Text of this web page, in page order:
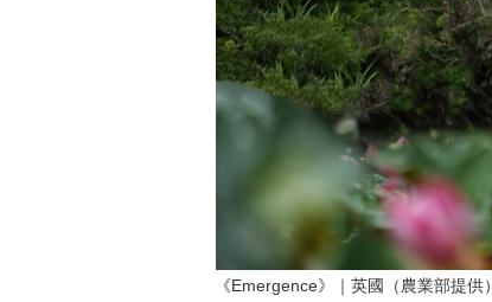
《Emergence》｜英國（農業部提供）